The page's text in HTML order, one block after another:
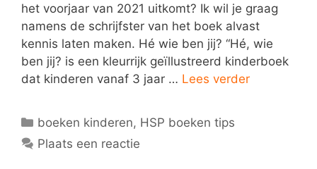
het voorjaar van 2021 uitkomt? Ik wil je graag
namens de schrijfster van het boek alvast
kennis laten maken. Hé wie ben jij? “Hé, wie
ben jij? is een kleurrijk geïllustreerd kinderboek
dat kinderen vanaf 3 jaar … Lees verder
Categorieën
boeken kinderen, HSP boeken tips
Plaats een reactie